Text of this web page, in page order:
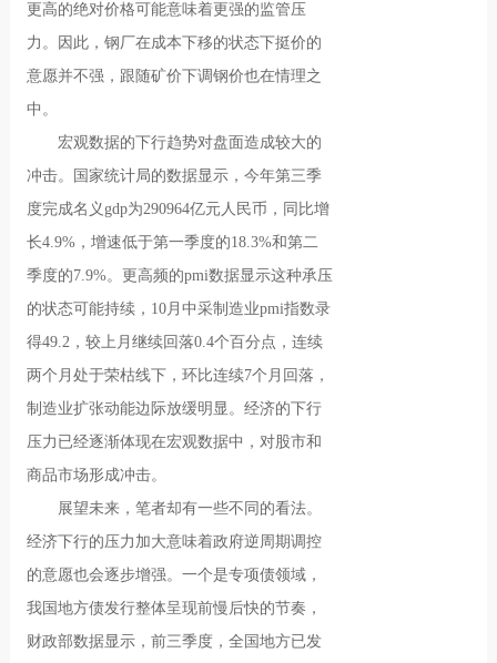
更高的绝对价格可能意味着更强的监管压
力。因此，钢厂在成本下移的状态下挺价的
意愿并不强，跟随矿价下调钢价也在情理之
中。
宏观数据的下行趋势对盘面造成较大的
冲击。国家统计局的数据显示，今年第三季
度完成名义gdp为290964亿元人民币，同比增
长4.9%，增速低于第一季度的18.3%和第二
季度的7.9%。更高频的pmi数据显示这种承压
的状态可能持续，10月中采制造业pmi指数录
得49.2，较上月继续回落0.4个百分点，连续
两个月处于荣枯线下，环比连续7个月回落，
制造业扩张动能边际放缓明显。经济的下行
压力已经逐渐体现在宏观数据中，对股市和
商品市场形成冲击。
展望未来，笔者却有一些不同的看法。
经济下行的压力加大意味着政府逆周期调控
的意愿也会逐步增强。一个是专项债领域，
我国地方债发行整体呈现前慢后快的节奏，
财政部数据显示，前三季度，全国地方已发